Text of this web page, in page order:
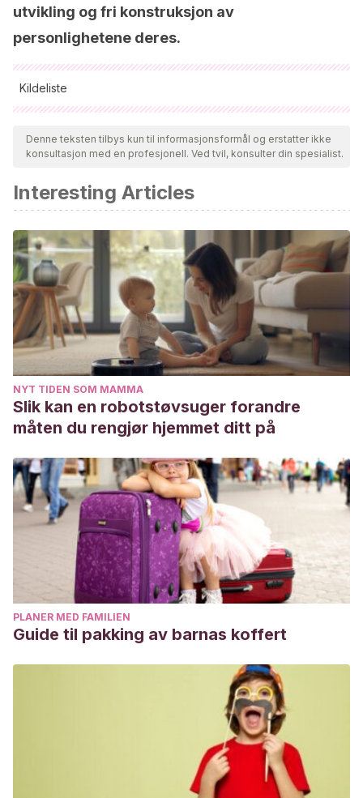
utvikling og fri konstruksjon av
personlighetene deres.
Kildeliste
Alle siterte kilder ble grundig gjennomgått av teamet vårt for å
sikre deres kvalitet, pålitelighet, aktualitet og validitet.
Bibliografien i denne artikkelen ble betraktet som pålitelig og
(2001). Orientación vocacional. Recuperado
dehttp://www.sie.es/crl/archivo_pdf/
Bedoya, A. G. (2013). Orientación vocacional para niños.
Imágenes infancia. Vol. 12. Múmero 2. pp. 112-115.
Denne teksten tilbys kun til informasjonsformål og erstatter ikke
konsultasjon med en profesjonell. Ved tvil, konsulter din spesialist.
Interesting Articles
NYT TIDEN SOM MAMMA
Slik kan en robotstøvsuger forandre
måten du rengjør hjemmet ditt på
PLANER MED FAMILIEN
Guide til pakking av barnas koffert